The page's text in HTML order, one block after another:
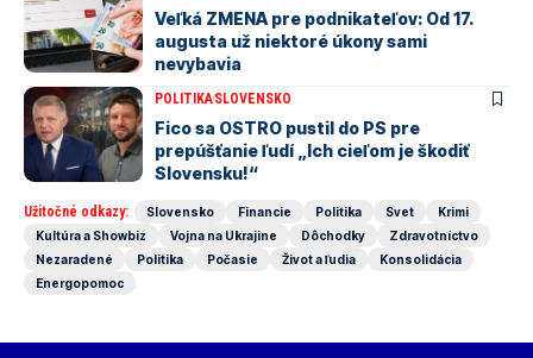
Veľká ZMENA pre podnikateľov: Od 17.
augusta už niektoré úkony sami
nevybavia
POLITIKASLOVENSKO
Fico sa OSTRO pustil do PS pre
prepúšťanie ľudí „Ich cieľom je škodiť
Slovensku!“
Užitočné odkazy: Slovensko Financie Politika Svet
Krimi
Kultúra a Showbiz
Vojna na Ukrajine Dôchodky
Zdravotníctvo
Nezaradené
Politika Počasie Život a ľudia
Konsolidácia
Energopomoc